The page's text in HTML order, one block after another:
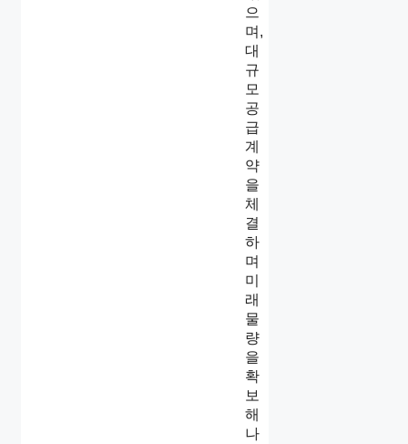
으
며,
대
규
모
공
급
계
약
을
체
결
하
며
미
래
물
량
을
확
보
해
나